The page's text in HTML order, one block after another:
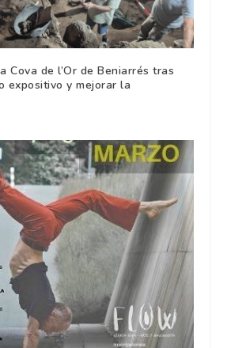
Cova de l’Or de Beniarrés tras
expositivo y mejorar la